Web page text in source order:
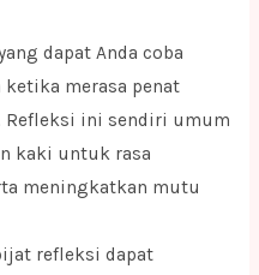
dapat Anda coba
merasa penat
Refleksi ini sendiri umum
kaki untuk rasa
meningkatkan mutu
refleksi dapat